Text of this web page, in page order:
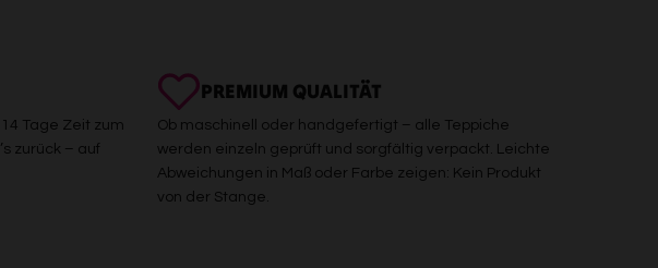
Tage Zeit zum
zurück – auf
PREMIUM QUALITÄT
Ob maschinell oder handgefertigt – alle Teppiche
werden einzeln geprüft und sorgfältig verpackt. Leichte
Abweichungen in Maß oder Farbe zeigen: Kein Produkt
von der Stange.